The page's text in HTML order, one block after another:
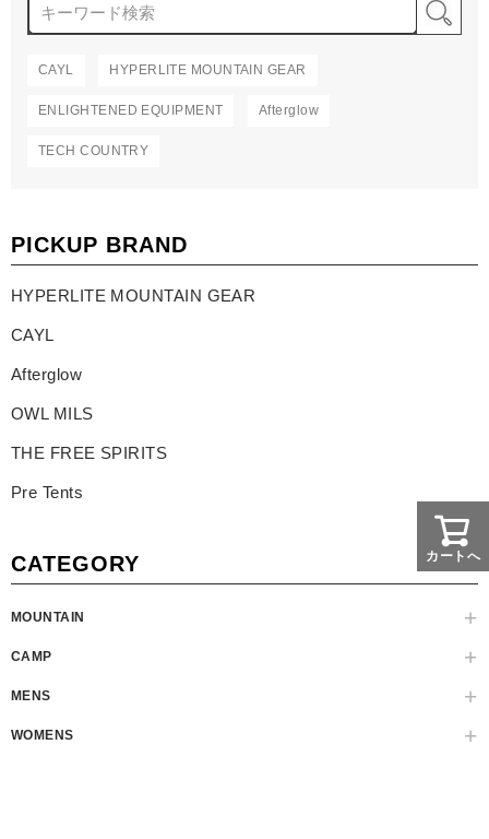
CAYL HYPERLITE MOUNTAIN GEAR
ENLIGHTENED EQUIPMENT Afterglow
TECH COUNTRY
PICKUP BRAND
HYPERLITE MOUNTAIN GEAR
CAYL
Afterglow
OWL MILS
THE FREE SPIRITS
Pre Tents
CATEGORY
MOUNTAIN
CAMP
MENS
WOMENS
カートへ